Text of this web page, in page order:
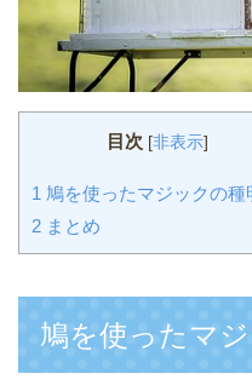
目次 [非表示]
1 鳩を使ったマジックの種
2 まとめ
鳩を使ったマ